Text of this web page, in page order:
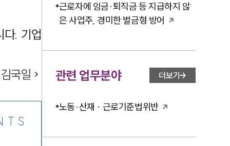
다. 기업
김국일
근로자에 임금·퇴직금 등 지급하지 않
은 사업주, 경미한 벌금형 방어
관련 업무분야 더보기
노동·산재 · 근로기준법위반